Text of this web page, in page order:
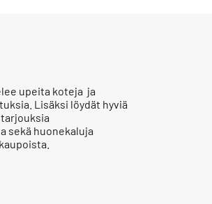
upeita koteja ja
Lisäksi löydät hyviä
sekä huonekaluja